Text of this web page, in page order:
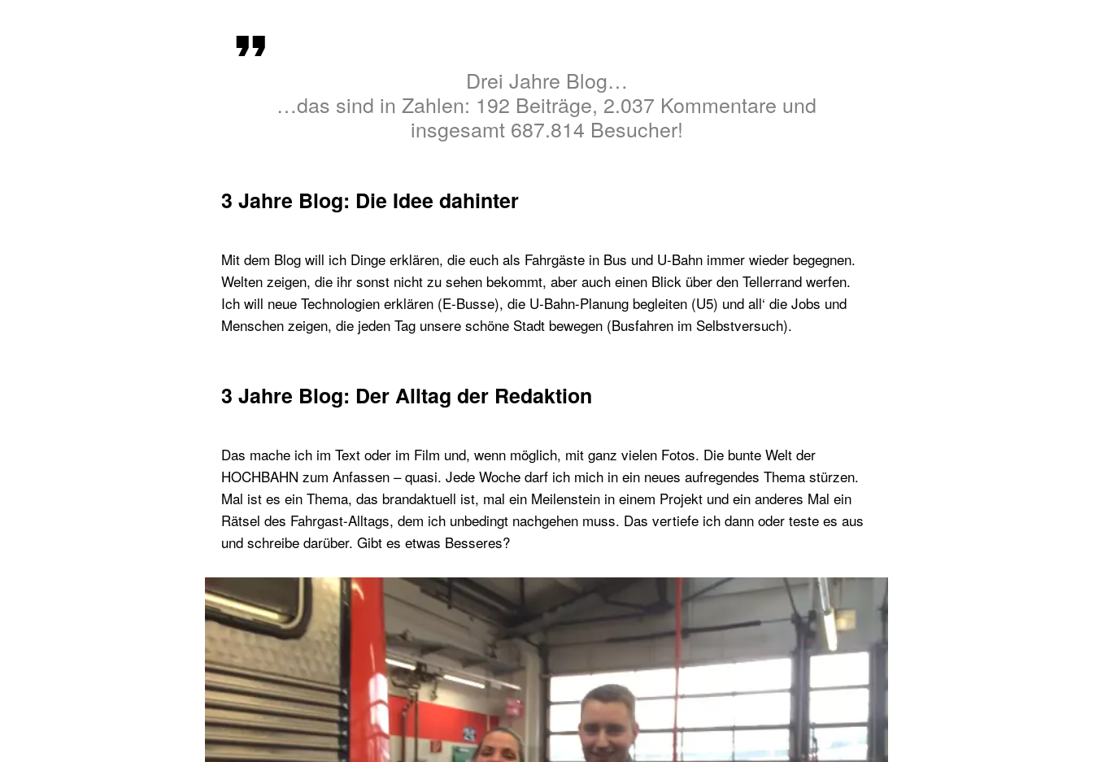
Drei Jahre Blog…
…das sind in Zahlen: 192 Beiträge, 2.037 Kommentare und
insgesamt 687.814 Besucher!
3 Jahre Blog: Die Idee dahinter
Mit dem Blog will ich Dinge erklären, die euch als Fahrgäste in Bus und U-Bahn immer wieder begegnen.
Welten zeigen, die ihr sonst nicht zu sehen bekommt, aber auch einen Blick über den Tellerrand werfen.
Ich will neue Technologien erklären (E-Busse), die U-Bahn-Planung begleiten (U5) und all‘ die Jobs und
Menschen zeigen, die jeden Tag unsere schöne Stadt bewegen (Busfahren im Selbstversuch).
3 Jahre Blog: Der Alltag der Redaktion
Das mache ich im Text oder im Film und, wenn möglich, mit ganz vielen Fotos. Die bunte Welt der
HOCHBAHN zum Anfassen – quasi. Jede Woche darf ich mich in ein neues aufregendes Thema stürzen.
Mal ist es ein Thema, das brandaktuell ist, mal ein Meilenstein in einem Projekt und ein anderes Mal ein
Rätsel des Fahrgast-Alltags, dem ich unbedingt nachgehen muss. Das vertiefe ich dann oder teste es aus
und schreibe darüber. Gibt es etwas Besseres?